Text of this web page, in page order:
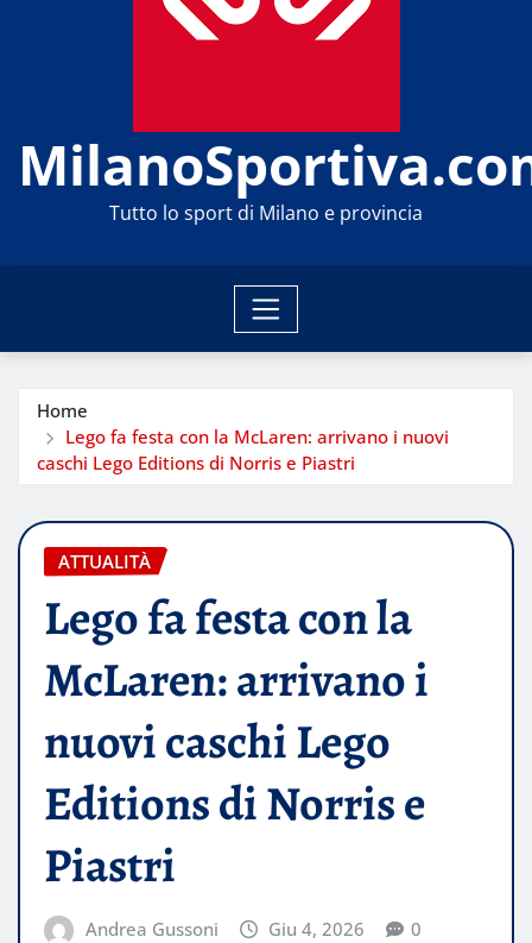
Tutto lo sport di Milano e provincia
Home
Lego fa festa con la McLaren: arrivano i nuovi
caschi Lego Editions di Norris e Piastri
ATTUALITÀ
Lego fa festa con la
McLaren: arrivano i
nuovi caschi Lego
Editions di Norris e
Piastri
Andrea Gussoni Giu 4, 2026 0